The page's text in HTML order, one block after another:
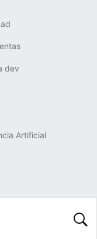
dev
Artificial